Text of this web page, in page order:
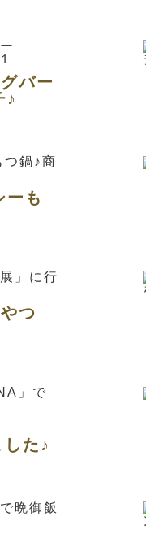
バー
♪
ーも
つ
た♪